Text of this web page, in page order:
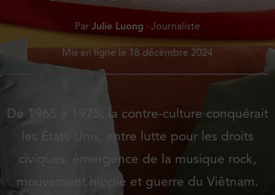
Par Julie Luong · Journaliste
Mis en ligne le 18 décembre 2024
De 1965 à 1975, la contre-culture conquérait
les États-Unis, entre lutte pour les droits
civiques, émergence de la musique rock,
mouvement hippie et guerre du Viêtnam.